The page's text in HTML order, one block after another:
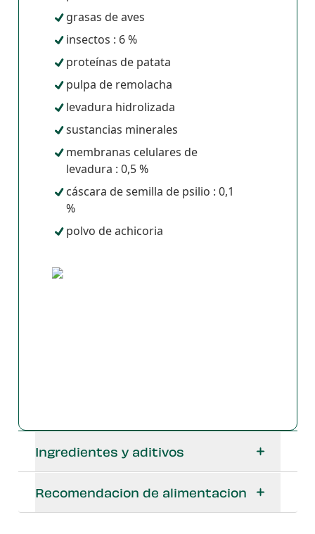
grasas de aves
insectos : 6 %
proteínas de patata
pulpa de remolacha
levadura hidrolizada
sustancias minerales
membranas celulares de
levadura : 0,5 %
cáscara de semilla de psilio : 0,1
%
polvo de achicoria
Ingredientes y aditivos
Recomendacion de alimentacion